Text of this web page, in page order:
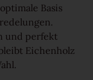
Basis
und perfekt
Eichenholz